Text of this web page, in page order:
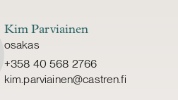
Kim Parviainen
osakas
+358 40 568 2766
kim.parviainen@castren.fi